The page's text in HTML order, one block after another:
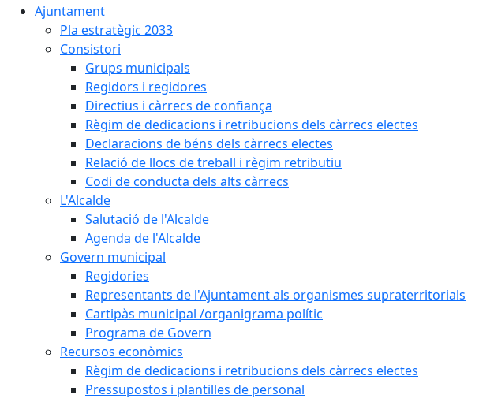
Ajuntament
Pla estratègic 2033
Consistori
Grups municipals
Regidors i regidores
Directius i càrrecs de confiança
Règim de dedicacions i retribucions dels càrrecs electes
Declaracions de béns dels càrrecs electes
Relació de llocs de treball i règim retributiu
Codi de conducta dels alts càrrecs
L'Alcalde
Salutació de l'Alcalde
Agenda de l'Alcalde
Govern municipal
Regidories
Representants de l'Ajuntament als organismes supraterritorials
Cartipàs municipal /organigrama polític
Programa de Govern
Recursos econòmics
Règim de dedicacions i retribucions dels càrrecs electes
Pressupostos i plantilles de personal